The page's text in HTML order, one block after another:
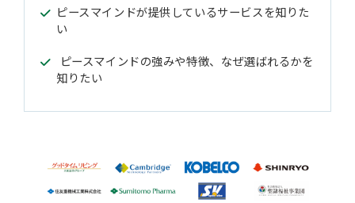
ピースマインドが提供しているサービスを知りた
い
ピースマインドの強みや特徴、なぜ選ばれるかを
知りたい